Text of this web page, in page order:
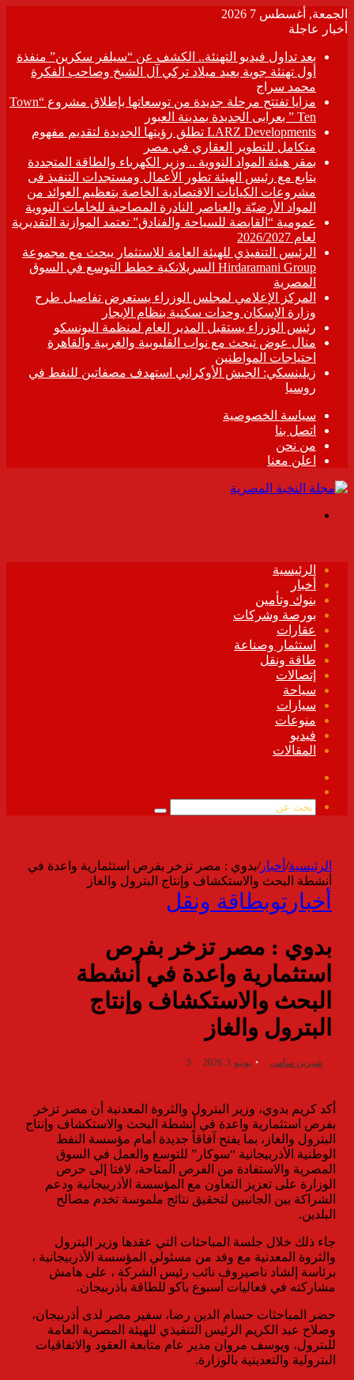
الجمعة, أغسطس 7 2026
أخبار عاجلة
بعد تداول فيديو التهنئة.. الكشف عن “سيلفر سكرين” منفذة
أول تهنئة جوية بعيد ميلاد تركي آل الشيخ وصاحب الفكرة
محمد سراج
مزايا تفتتح مرحلة جديدة من توسعاتها بإطلاق مشروع “Town
Ten ” بعرابى الجديدة بمدينة العبور
LARZ Developments تطلق رؤيتها الجديدة لتقديم مفهوم
متكامل للتطوير العقاري في مصر
بمقر هيئة المواد النووية .. وزير الكهرباء والطاقة المتجددة
يتابع مع رئيس الهيئة تطور الأعمال ومستجدات التنفيذ فى
مشروعات الكيانات الاقتصادية الخاصة بتعظيم العوائد من
المواد الأرضيّة والعناصر النادرة المصاحبة للخامات النووية
عمومية “القابضة للسياحة والفنادق” تعتمد الموازنة التقديرية
لعام 2026/2027
الرئيس التنفيذي للهيئة العامة للاستثمار يبحث مع مجموعة
Hirdaramani Group السريلانكية خطط التوسع في السوق
المصرية
المركز الإعلامي لمجلس الوزراء يستعرض تفاصيل طرح
وزارة الإسكان وحدات سكنية بنظام الإيجار
رئيس الوزراء يستقبل المدير العام لمنظمة اليونسكو
منال عوض تبحث مع نواب القليوبية والغربية والقاهرة
احتياجات المواطنين
زيلينسكي: الجيش الأوكراني استهدف مصفاتين للنفط في
روسيا
سياسة الخصوصية
اتصل بنا
من نحن
اعلن معنا
الرئيسية
أخبار
بنوك وتأمين
بورصة وشركات
عقارات
استثمار وصناعة
طاقة ونقل
إتصالات
سياحة
سيارات
منوعات
فيديو
المقالات
الموقع
بحث
الرئيسية/ أخبار/بدوي : مصر تزخر بفرص استثمارية واعدة في
أنشطة البحث والاستكشاف وإنتاج البترول والغاز
أخبار توبطاقة ونقل
بدوي : مصر تزخر بفرص
استثمارية واعدة في أنشطة
البحث والاستكشاف وإنتاج
البترول والغاز
شيرين سامى يونيو 1, 2026
أكد كريم بدوي، وزير البترول والثروة المعدنية أن مصر تزخر
بفرص استثمارية واعدة في أنشطة البحث والاستكشاف وإنتاج
البترول والغاز، بما يفتح آفاقاً جديدة أمام مؤسسة النفط
الوطنية الأذربيجانية “سوكار” للتوسع والعمل في السوق
المصرية والاستفادة من الفرص المتاحة، لافتا إلى حرص
الوزارة على تعزيز التعاون مع المؤسسة الأذربيجانية ودعم
الشراكة بين الجانبين لتحقيق نتائج ملموسة تخدم مصالح
البلدين.
جاء ذلك خلال جلسة المباحثات التي عقدها وزير البترول
والثروة المعدنية مع وفد من مسئولي المؤسسة الأذربيجانية ،
برئاسة إلشاد ناصيروف نائب رئيس الشركة ، على هامش
مشاركته في فعاليات أسبوع باكو للطاقة بأذربيجان.
حضر المباحثات حسام الدين رضا، سفير مصر لدى أذربيجان،
وصلاح عبد الكريم الرئيس التنفيذي للهيئة المصرية العامة
للبترول، ويوسف مروان مدير عام متابعة العقود والاتفاقيات
البترولية والتعدينية بالوزارة.